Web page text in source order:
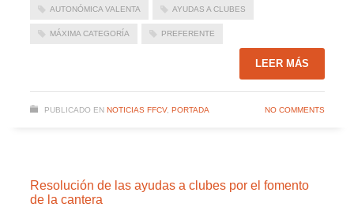
AUTONÓMICA VALENTA AYUDAS A CLUBES
MÁXIMA CATEGORÍA PREFERENTE
LEER MÁS
PUBLICADO EN NOTICIAS FFCV, PORTADA NO COMMENTS
Resolución de las ayudas a clubes por el fomento
de la cantera